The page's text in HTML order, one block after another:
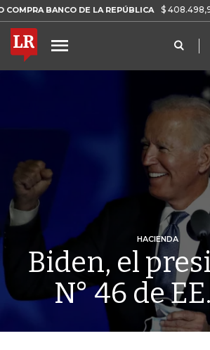
DE LA REPÚBLICA $ 408.498,97 +$
HACIENDA
Biden, el
N° 46 de